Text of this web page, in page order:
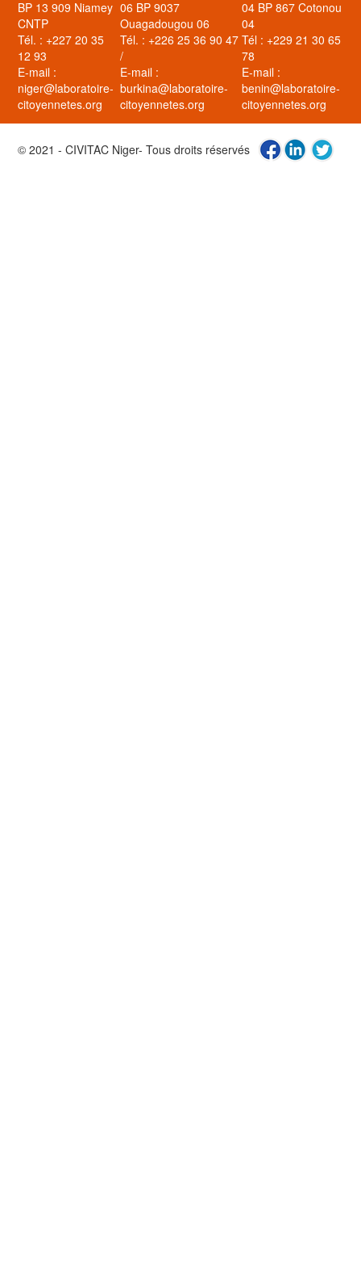
BP 13 909 Niamey
CNTP
Tél. : +227 20 35
12 93
E-mail :
niger@laboratoire-
citoyennetes.org
06 BP 9037
Ouagadougou 06
Tél. : +226 25 36 90 47
/
E-mail :
burkina@laboratoire-
citoyennetes.org
04 BP 867 Cotonou
04
Tél : +229 21 30 65
78
E-mail :
benin@laboratoire-
citoyennetes.org
© 2021 - CIVITAC Niger- Tous droits réservés